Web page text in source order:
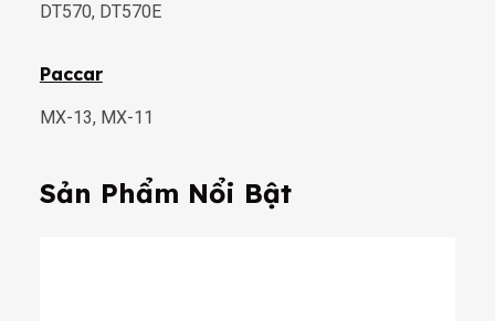
DT570, DT570E
Paccar
MX-13, MX-11
Sản Phẩm Nổi Bật